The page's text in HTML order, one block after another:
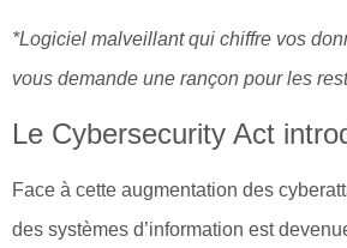
*Logiciel malveillant qui chiffre vos
vous demande une rançon pour les
Le Cybersecurity Act
Face à cette augmentation des
des systèmes d’information est